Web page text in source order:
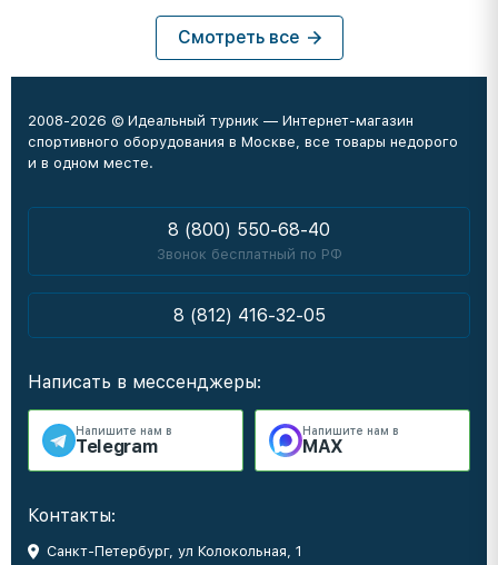
Смотреть все
2008-2026 © Идеальный турник — Интернет-магазин
спортивного оборудования в Москве, все товары недорого
и в одном месте.
8 (800) 550-68-40
Звонок бесплатный по РФ
8 (812) 416-32-05
Написать в мессенджеры:
Напишите нам в
Telegram
Напишите нам в
MAX
Контакты:
Санкт-Петербург, ул Колокольная, 1